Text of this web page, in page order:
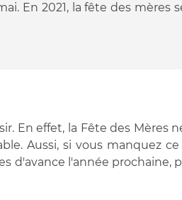
En 2021, la fête des mères
En effet, la Fête des Mères
Aussi, si vous manquez
d'avance l'année